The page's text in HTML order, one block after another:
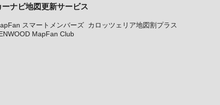
ーナビ地図更新サービス
スマートメンバーズ カロッツェリア地図割プラス
MapFan Club